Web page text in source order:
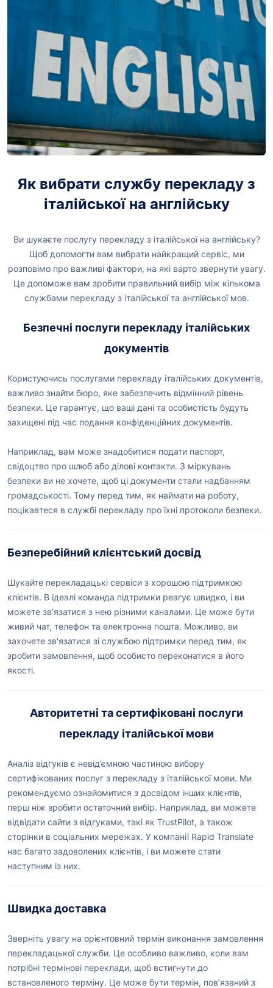
Як вибрати службу перекладу з
італійської на англійську
Ви шукаєте послугу перекладу з італійської на англійську?
Щоб допомогти вам вибрати найкращий сервіс, ми
розповімо про важливі фактори, на які варто звернути увагу.
Це допоможе вам зробити правильний вибір між кількома
службами перекладу з італійської та англійської мов.
Безпечні послуги перекладу італійських
документів
Користуючись послугами перекладу італійських документів,
важливо знайти бюро, яке забезпечить відмінний рівень
безпеки. Це гарантує, що ваші дані та особистість будуть
захищені під час подання конфіденційних документів.
Наприклад, вам може знадобитися подати паспорт,
свідоцтво про шлюб або ділові контакти. З міркувань
безпеки ви не хочете, щоб ці документи стали надбанням
громадськості. Тому перед тим, як наймати на роботу,
поцікавтеся в службі перекладу про їхні протоколи безпеки.
Безперебійний клієнтський досвід
Шукайте перекладацькі сервіси з хорошою підтримкою
клієнтів. В ідеалі команда підтримки реагує швидко, і ви
можете зв'язатися з нею різними каналами. Це може бути
живий чат, телефон та електронна пошта. Можливо, ви
захочете зв'язатися зі службою підтримки перед тим, як
зробити замовлення, щоб особисто переконатися в його
якості.
Авторитетні та сертифіковані послуги
перекладу італійської мови
Аналіз відгуків є невід’ємною частиною вибору
сертифікованих послуг з перекладу з італійської мови. Ми
рекомендуємо ознайомитися з досвідом інших клієнтів,
перш ніж зробити остаточний вибір. Наприклад, ви можете
відвідати сайти з відгуками, такі як TrustPilot, а також
сторінки в соціальних мережах. У компанії Rapid Translate
нас багато задоволених клієнтів, і ви можете стати
наступним із них.
Швидка доставка
Зверніть увагу на орієнтовний термін виконання замовлення
перекладацької служби. Це особливо важливо, коли вам
потрібні термінові переклади, щоб встигнути до
встановленого терміну. Це може бути термін, пов’язаний з